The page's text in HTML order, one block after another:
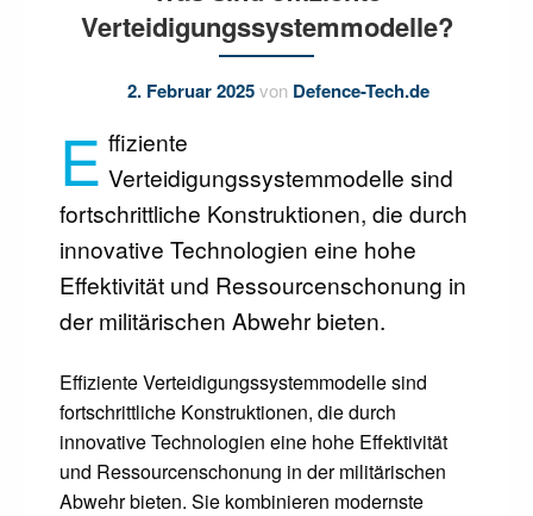
Verteidigungssystemmodelle?
2. Februar 2025von Defence-Tech.de
E ffiziente
Verteidigungssystemmodelle sind
fortschrittliche Konstruktionen, die durch
innovative Technologien eine hohe
Effektivität und Ressourcenschonung in
der militärischen Abwehr bieten.
Effiziente Verteidigungssystemmodelle sind
fortschrittliche Konstruktionen, die durch
innovative Technologien eine hohe Effektivität
und Ressourcenschonung in der militärischen
Abwehr bieten. Sie kombinieren modernste